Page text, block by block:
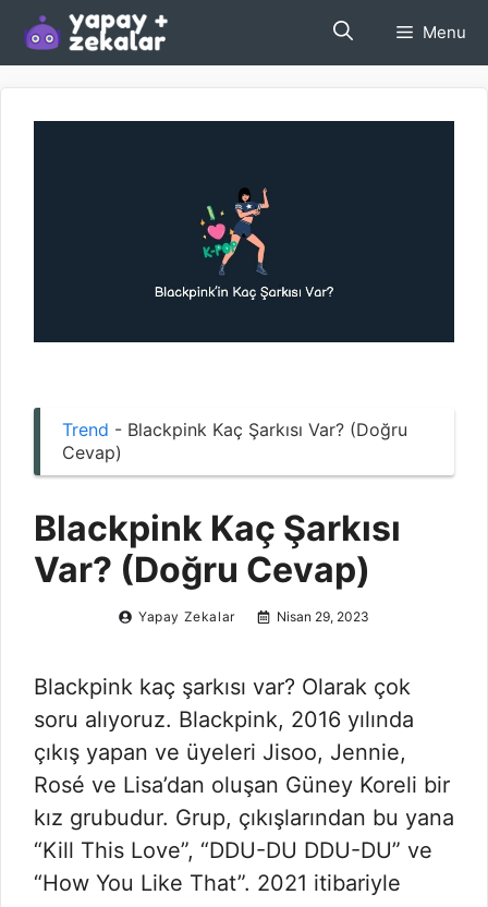
İçeriğe
atla
Menu
Trend - Blackpink Kaç Şarkısı Var? (Doğru
Cevap)
Blackpink Kaç Şarkısı
Var? (Doğru Cevap)
Yapay Zekalar Nisan 29, 2023
Blackpink kaç şarkısı var? Olarak çok
soru alıyoruz. Blackpink, 2016 yılında
çıkış yapan ve üyeleri Jisoo, Jennie,
Rosé ve Lisa’dan oluşan Güney Koreli bir
kız grubudur. Grup, çıkışlarından bu yana
“Kill This Love”, “DDU-DU DDU-DU” ve
“How You Like That”. 2021 itibariyle